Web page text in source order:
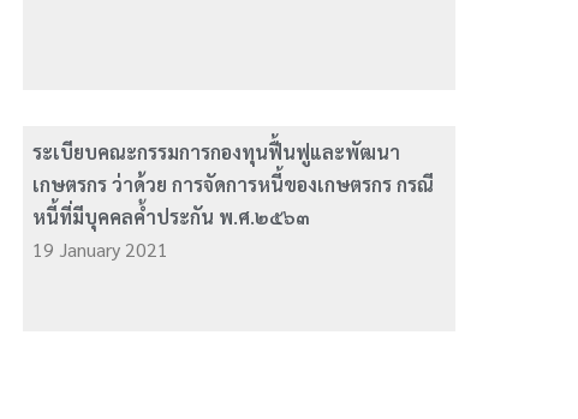
ระเบียบคณะกรรมการกองทุนฟื้นฟูและพัฒนา
เกษตรกร ว่าด้วย การจัดการหนี้ของเกษตรกร กรณี
หนี้ที่มีบุคคลค้ำประกัน พ.ศ.๒๕๖๓
19 January 2021